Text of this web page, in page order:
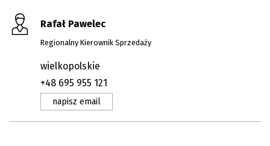
Rafał Pawelec
Regionalny Kierownik Sprzedaży
wielkopolskie
+48 695 955 121
napisz email